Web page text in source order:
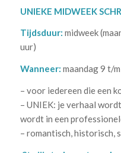
UNIEKE MIDWEEK
Tijdsduur: midweek
uur)
Wanneer: maandag 9 t/
– voor iedereen die een
– UNIEK: je verhaal
wordt in een
– romantisch, historisch,